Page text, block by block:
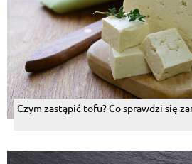
Czym zastąpić tofu? Co sprawdzi się